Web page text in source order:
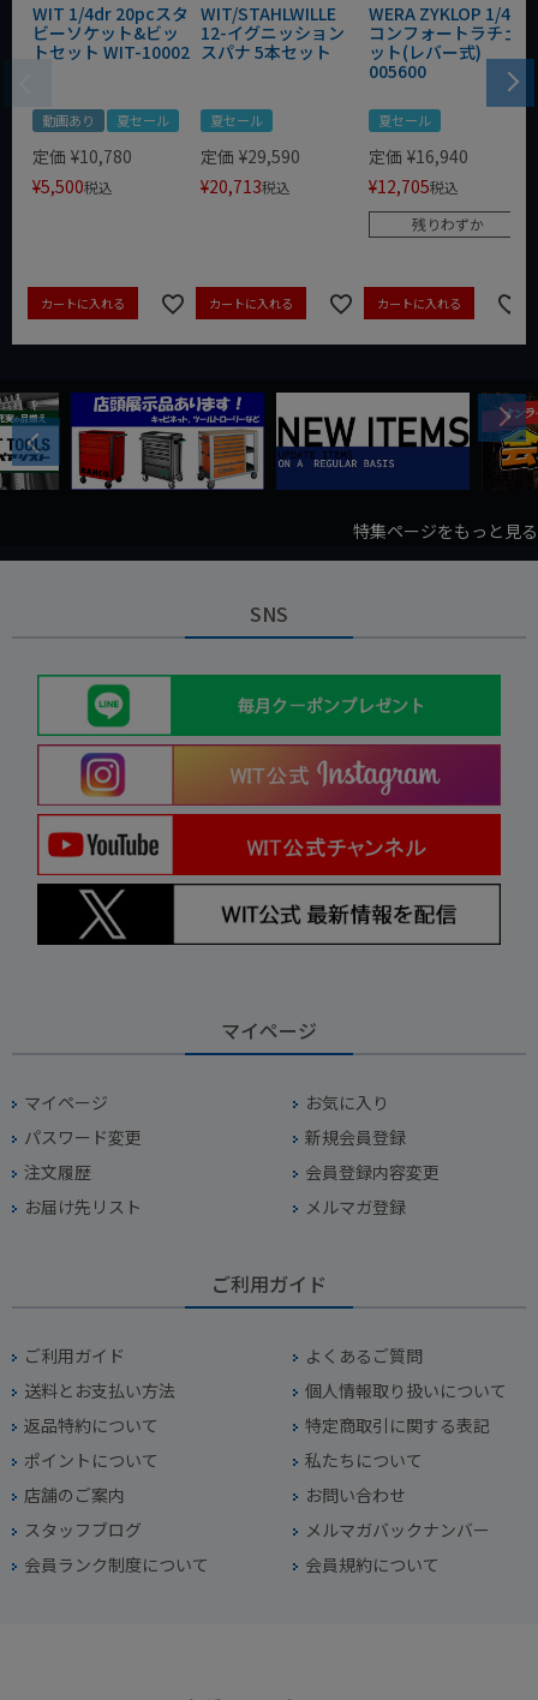
WIT 1/4dr 20pcスタ
ビーソケット&ビッ
トセット WIT-10002
動画あり 夏セール
定価 ¥10,780
¥5,500税込
カートに入れる
WIT/STAHLWILLE
12-イグニッション
スパナ 5本セット
夏セール
定価 ¥29,590
¥20,713税込
カートに入れる
WERA ZYKLOP 1/4"
コンフォートラチェ
ット(レバー式)
005600
夏セール
定価 ¥16,940
¥12,705税込
残りわずか
カートに入れる
Previous
Next
特集ページをもっと見る
SNS
マイページ
マイページ
お気に入り
パスワード変更
新規会員登録
注文履歴
会員登録内容変更
お届け先リスト
メルマガ登録
ご利用ガイド
ご利用ガイド
よくあるご質問
送料とお支払い方法
個人情報取り扱いについて
返品特約について
特定商取引に関する表記
ポイントについて
私たちについて
店舗のご案内
お問い合わせ
スタッフブログ
メルマガバックナンバー
会員ランク制度について
会員規約について